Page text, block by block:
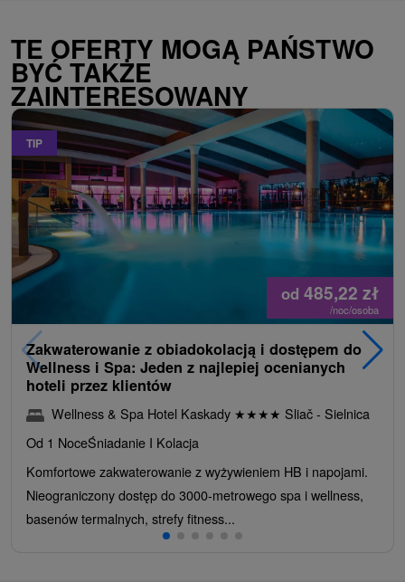
TE OFERTY MOGĄ PAŃSTWO
BYĆ TAKŻE
ZAINTERESOWANY
TIP
od 485,22 zł
/noc/osoba
Zakwaterowanie z obiadokolacją i dostępem do
Wellness i Spa: Jeden z najlepiej ocenianych
hoteli przez klientów
Wellness & Spa Hotel Kaskady ★★★★ Sliač - Sielnica
Od 1 NoceŚniadanie I Kolacja
Komfortowe zakwaterowanie z wyżywieniem HB i napojami.
Nieograniczony dostęp do 3000-metrowego spa i wellness,
basenów termalnych, strefy fitness...